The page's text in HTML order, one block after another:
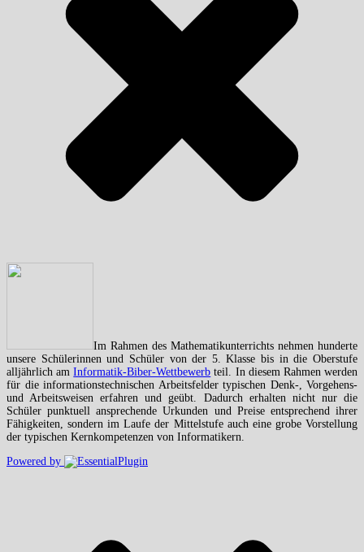
Im Rahmen des Mathematikunterrichts nehmen hunderte
unsere Schülerinnen und Schüler von der 5. Klasse bis in die Oberstufe
alljährlich amInformatik-Biber-Wettbewerb teil. In diesem Rahmen werden
für die informationstechnischen Arbeitsfelder typischen Denk-, Vorgehens-
und Arbeitsweisen erfahren und geübt. Dadurch erhalten nicht nur die
Schüler punktuell ansprechende Urkunden und Preise entsprechend ihrer
Fähigkeiten, sondern im Laufe der Mittelstufe auch eine grobe Vorstellung
der typischen Kernkompetenzen von Informatikern.
Powered by